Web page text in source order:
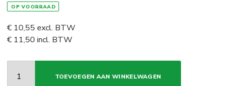
OP VOORRAAD
€ 10,55 excl. BTW
€ 11,50 incl. BTW
TOEVOEGEN AAN WINKELWAGEN